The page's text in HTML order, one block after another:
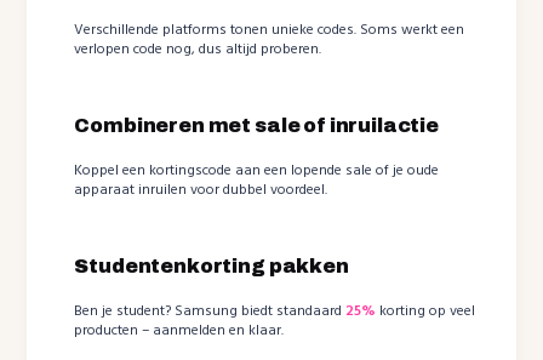
Verschillende platforms tonen unieke codes. Soms werkt een
verlopen code nog, dus altijd proberen.
Combineren met sale of inruilactie
Koppel een kortingscode aan een lopende sale of je oude
apparaat inruilen voor dubbel voordeel.
Studentenkorting pakken
Ben je student? Samsung biedt standaard 25% korting op veel
producten – aanmelden en klaar.